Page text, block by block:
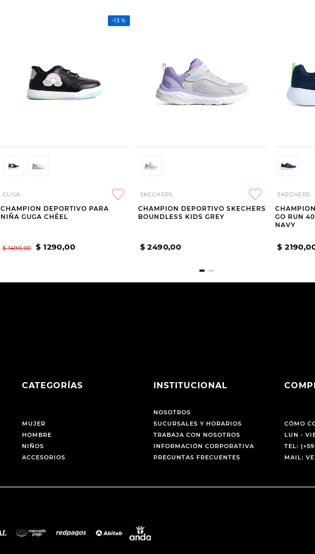
-13 %
GUGA
CHAMPION DEPORTIVO PARA
NIÑA GUGA CHÉEL
$ 1490,00 $ 1290,00
SKECHERS
CHAMPION DEPORTIVO SKECHERS
BOUNDLESS KIDS GREY
$ 2490,00
SKECHERS
GO RUN
NAVY
$ 2190,
CATEGORÍAS
MUJER
HOMBRE
NIÑOS
ACCESORIOS
INSTITUCIONAL
NOSOTROS
SUCURSALES Y HORARIOS
TRABAJA CON NOSOTROS
INFORMACIÓN CORPORATIVA
PREGUNTAS FRECUENTES
CÓMO
LUN -
TEL:
MAIL: